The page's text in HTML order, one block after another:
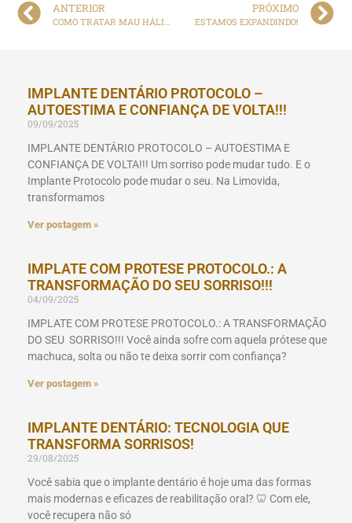
ANTERIOR PRÓXIMO
ESTAMOS EXPANDINDO!
IMPLANTE DENTÁRIO PROTOCOLO –
AUTOESTIMA E CONFIANÇA DE VOLTA!!!
09/09/2025
IMPLANTE DENTÁRIO PROTOCOLO – AUTOESTIMA E
CONFIANÇA DE VOLTA!!! Um sorriso pode mudar tudo. E o
Implante Protocolo pode mudar o seu. Na Limovida,
transformamos
Ver postagem »
IMPLATE COM PROTESE PROTOCOLO.: A
TRANSFORMAÇÃO DO SEU SORRISO!!!
04/09/2025
IMPLATE COM PROTESE PROTOCOLO.: A TRANSFORMAÇÃO
DO SEU SORRISO!!! Você ainda sofre com aquela prótese que
machuca, solta ou não te deixa sorrir com confiança?
Ver postagem »
IMPLANTE DENTÁRIO: TECNOLOGIA QUE
TRANSFORMA SORRISOS!
29/08/2025
Você sabia que o implante dentário é hoje uma das formas
mais modernas e eficazes de reabilitação oral? 🦷 Com ele,
você recupera não só